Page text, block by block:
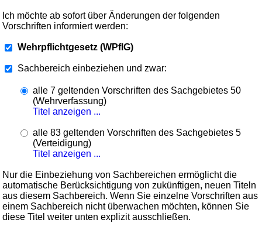
Ich möchte ab sofort über Änderungen der folgenden
Vorschriften informiert werden:
Wehrpflichtgesetz (WPflG)
Sachbereich einbeziehen und zwar:
alle 7 geltenden Vorschriften des Sachgebietes 50
(Wehrverfassung)
Titel anzeigen ...
alle 83 geltenden Vorschriften des Sachgebietes 5
(Verteidigung)
Titel anzeigen ...
Nur die Einbeziehung von Sachbereichen ermöglicht die
automatische Berücksichtigung von zukünftigen, neuen Titeln
aus diesem Sachbereich. Wenn Sie einzelne Vorschriften aus
einem Sachbereich nicht überwachen möchten, können Sie
diese Titel weiter unten explizit ausschließen.